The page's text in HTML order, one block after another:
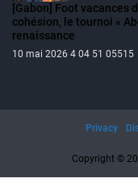
[Gabon] Foot vacances
cohésion, le tournoi «
renaissance
10 mai 2026 4 04 51 05515
Copyright ©
Privacy